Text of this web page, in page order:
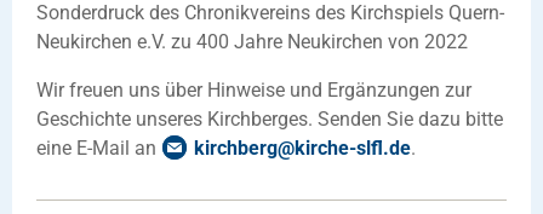
Sonderdruck des Chronikvereins des Kirchspiels Quern-
Neukirchen e.V. zu 400 Jahre Neukirchen von 2022
Wir freuen uns über Hinweise und Ergänzungen zur
Geschichte unseres Kirchberges. Senden Sie dazu bitte
eine E-Mail an
kirchberg@kirche-slfl.de.